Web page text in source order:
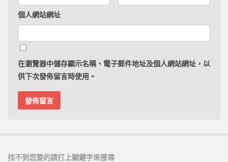
個人網站網址
在瀏覽器中儲存顯示名稱、電子郵件地址及個人網站網址，以
供下次發佈留言時使用。
找不到您要的請打上關鍵字來搜尋
實力！ 咱們系統式備考策略影片中見。
*************************************************************
點擊我了解如何善用AI來準備國家考試，讓準備國考
考備考策略，引爆備考思維
*************************************************************